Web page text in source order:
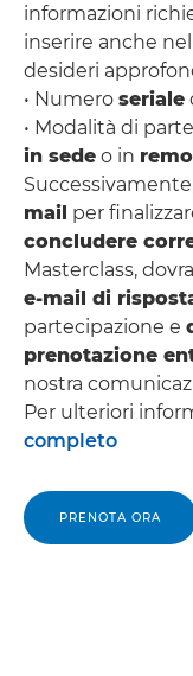
informazioni
inserire anche
desideri
• Numero seriale
• Modalità di
in sede o in
mail per
concludere
Masterclass,
e-mail di
partecipazione e
prenotazione
nostra
Per ulteriori
completo
PRENOTA ORA